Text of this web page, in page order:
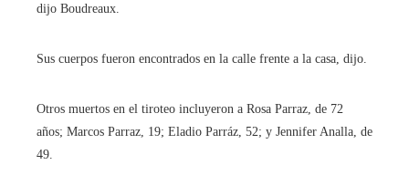
dijo Boudreaux.
Sus cuerpos fueron encontrados en la calle frente a la casa, dijo.
Otros muertos en el tiroteo incluyeron a Rosa Parraz, de 72
años; Marcos Parraz, 19; Eladio Parráz, 52; y Jennifer Analla, de
49.